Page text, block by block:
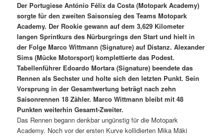
Der Portugiese António Félix da Costa (Motopark Academy)
sorgte für den zweiten Saisonsieg des Teams Motopark
Academy. Der Rookie gewann auf dem 3,629 Kilometer
langen Sprintkurs des Nürburgrings den Start und hielt in
der Folge Marco Wittmann (Signature) auf Distanz. Alexander
Sims (Mücke Motorsport) komplettierte das Podest.
Tabellenführer Edoardo Mortara (Signature) beendete das
Rennen als Sechster und holte sich den letzten Punkt. Sein
Vorsprung in der Gesamtwertung beträgt nach zehn
Saisonrennen 18 Zähler. Marco Wittmann bleibt mit 48
Punkten weiterhin Gesamt-Zweiter.
Das Rennen begann denkbar ungünstig für die Motopark
Academy. Noch vor der ersten Kurve kollidierten Mika Mäki